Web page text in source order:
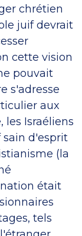
chrétien
juif devrait
cette vision
pouvait
s'adresse
aux
les Israéliens
d'esprit
(la
nation était
tels